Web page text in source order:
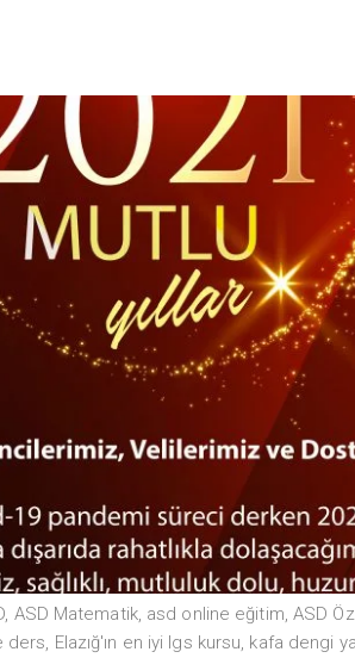
, ASD Matematik, asd online eğitim, ASD
ders, Elazığ'ın en iyi lgs kursu, kafa dengi